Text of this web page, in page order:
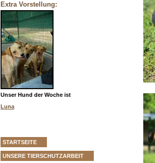
Extra Vorstellung:
Unser Hund der Woche ist
Luna
STARTSEITE
UNSERE TIERSCHUTZARBEIT